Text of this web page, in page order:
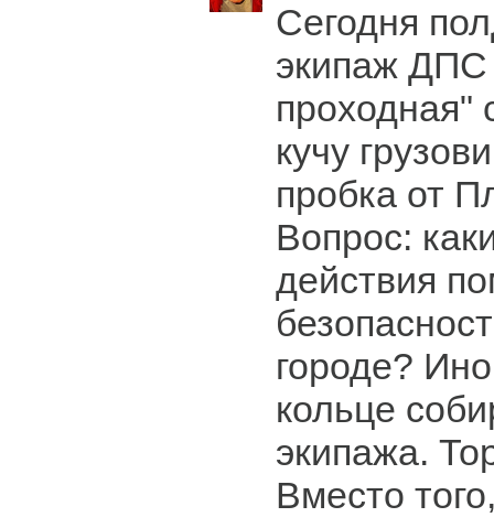
Сегодня
экипаж ДПС
проходная"
кучу
пробка от
Вопрос:
действия
городе?
кольце
экипажа.
Вместо